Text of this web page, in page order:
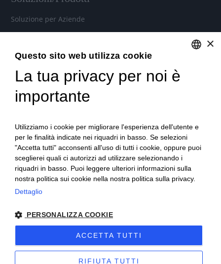
Soluzione per Aziende
Soluzione per Consulenti
Servizi
Industria 4.0
Soluzioni in Cloud per aziende, commercialisti e consulenti
del lavoro
Formazione qualificata
Consulenza tecnica e organizzativa
Copyright © 2022 P. IVA 07207120010 - Nr. REA: TO-861525 -
Cap. Soc. 52.000€ -Privacy -Cookie
Sito creato daetinet.it
×
Questo sito web utilizza cookie
La tua privacy per noi è
importante
Utilizziamo i cookie per migliorare l'esperienza dell'utente e
per le finalità indicate nei riquadri in basso. Se selezioni
"Accetta tutti" acconsenti all'uso di tutti i cookie, oppure puoi
sceglierei quali ci autorizzi ad utilizzare selezionando i
riquadri in basso. Puoi leggere ulteriori informazioni sulla
nostra politica sui cookie nella nostra politica sulla privacy.
Dettaglio
PERSONALIZZA COOKIE
ACCETTA TUTTI
RIFIUTA TUTTI